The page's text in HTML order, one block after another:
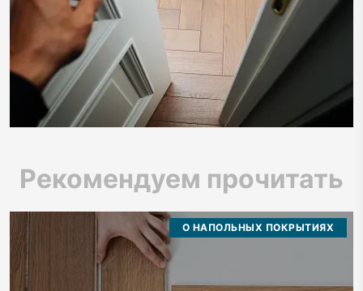
Рекомендуем прочитать
О НАПОЛЬНЫХ ПОКРЫТИЯХ